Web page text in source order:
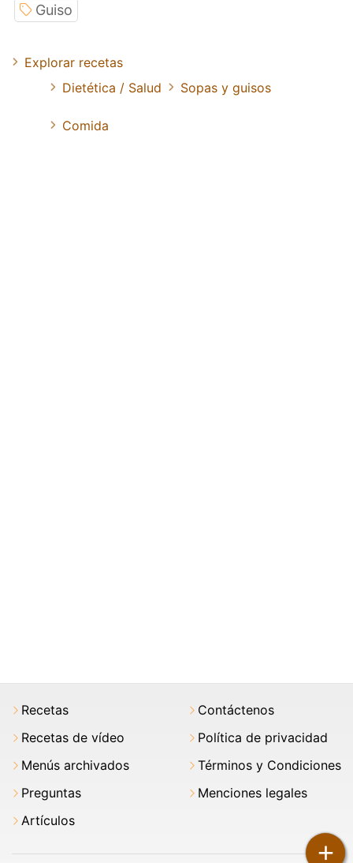
+
Guiso
Explorar recetas
Dietética / Salud
Sopas y guisos
Comida
Recetas
Recetas de vídeo
Menús archivados
Preguntas
Artículos
Contáctenos
Política de privacidad
Términos y Condiciones
Menciones legales